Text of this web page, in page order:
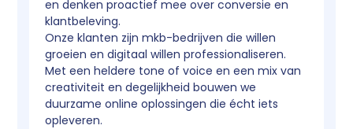
en denken proactief mee over conversie en
klantbeleving.
Onze klanten zijn mkb-bedrijven die willen
groeien en digitaal willen professionaliseren.
Met een heldere tone of voice en een mix van
creativiteit en degelijkheid bouwen we
duurzame online oplossingen die écht iets
opleveren.